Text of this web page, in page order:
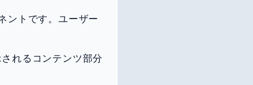
ントです。ユーザー
れるコンテンツ部分